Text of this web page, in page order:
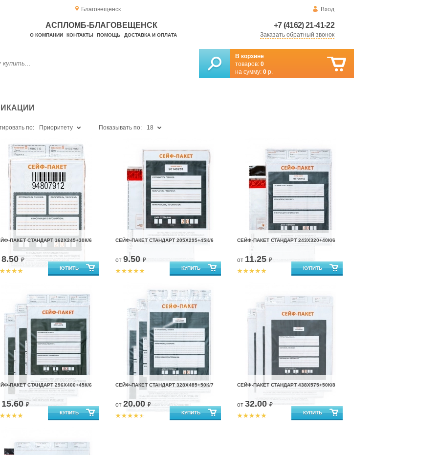
Благовещенск Вход
+7 (4162) 21-41-22
Заказать обратный звонок
АСПЛОМБ-БЛАГОВЕЩЕНСК
О КОМПАНИИ КОНТАКТЫ ПОМОЩЬ ДОСТАВКА И ОПЛАТА
В корзине
товаров: 0
на сумму: 0 р.
по: Приоритету Показывать по: 18
ПАКЕТ СТАНДАРТ 162Х245+30К/6
8.50₽
СЕЙФ-ПАКЕТ СТАНДАРТ 205Х295+45К/6
от 9.50 ₽
СЕЙФ-ПАКЕТ СТАНДАРТ 243Х320+40К/6
от 11.25 ₽
ПАКЕТ СТАНДАРТ 296Х400+45К/6
15.60₽
СЕЙФ-ПАКЕТ СТАНДАРТ 328Х485+50К/7
от 20.00 ₽
СЕЙФ-ПАКЕТ СТАНДАРТ 438Х575+50К/8
от 32.00 ₽